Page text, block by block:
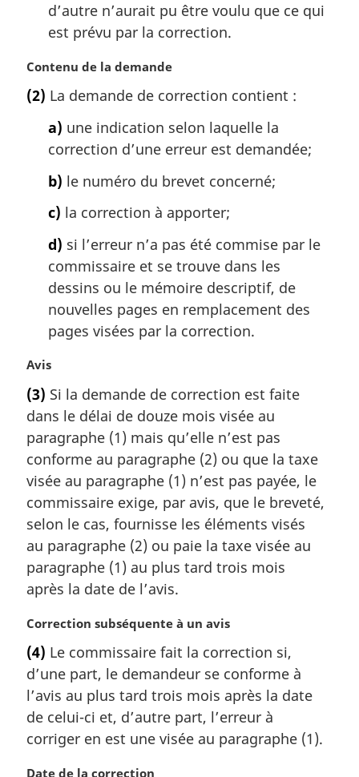
d’autre n’aurait pu être voulu que ce qui
est prévu par la correction.
N
t
Contenu de la demande
(2) La demande de correction contient :
a) une indication selon laquelle la
correction d’une erreur est demandée;
b) le numéro du brevet concerné;
c) la correction à apporter;
d) si l’erreur n’a pas été commise par le
commissaire et se trouve dans les
dessins ou le mémoire descriptif, de
nouvelles pages en remplacement des
pages visées par la correction.
N
t
e
m
a
g
i
n
a
e
:
Avis
(3) Si la demande de correction est faite
dans le délai de douze mois visée au
paragraphe (1) mais qu’elle n’est pas
conforme au paragraphe (2) ou que la taxe
visée au paragraphe (1) n’est pas payée, le
commissaire exige, par avis, que le breveté,
selon le cas, fournisse les éléments visés
au paragraphe (2) ou paie la taxe visée au
paragraphe (1) au plus tard trois mois
après la date de l’avis.
N
t
e
m
a
g
Correction subséquente à un avis
(4) Le commissaire fait la correction si,
d’une part, le demandeur se conforme à
l’avis au plus tard trois mois après la date
de celui-ci et, d’autre part, l’erreur à
corriger en est une visée au paragraphe (1).
N
Date de la correction